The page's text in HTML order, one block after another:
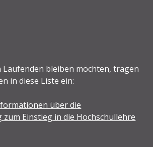
Laufenden bleiben möchten, tragen
in diese Liste ein:
über die
Einstieg in die Hochschullehre